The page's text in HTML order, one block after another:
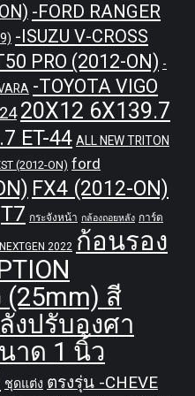
-FORD RANGER
-ISUZU V-CROSS
PRO (2012-ON) -
-TOYOTA VIGO
20X12 6X139.7
ET-44 ALL NEW TRITON
(2012-ON) ford
FX4 (2012-ON)
T7 กระจังหน้า กล้องถอยหลัง การ์ด
2022 ก้อนรอง
(25mm) สี
งปรับองศา
าด 1 นิ้ว
ชุดแต่ง ตรงรุ่น -CHEVE